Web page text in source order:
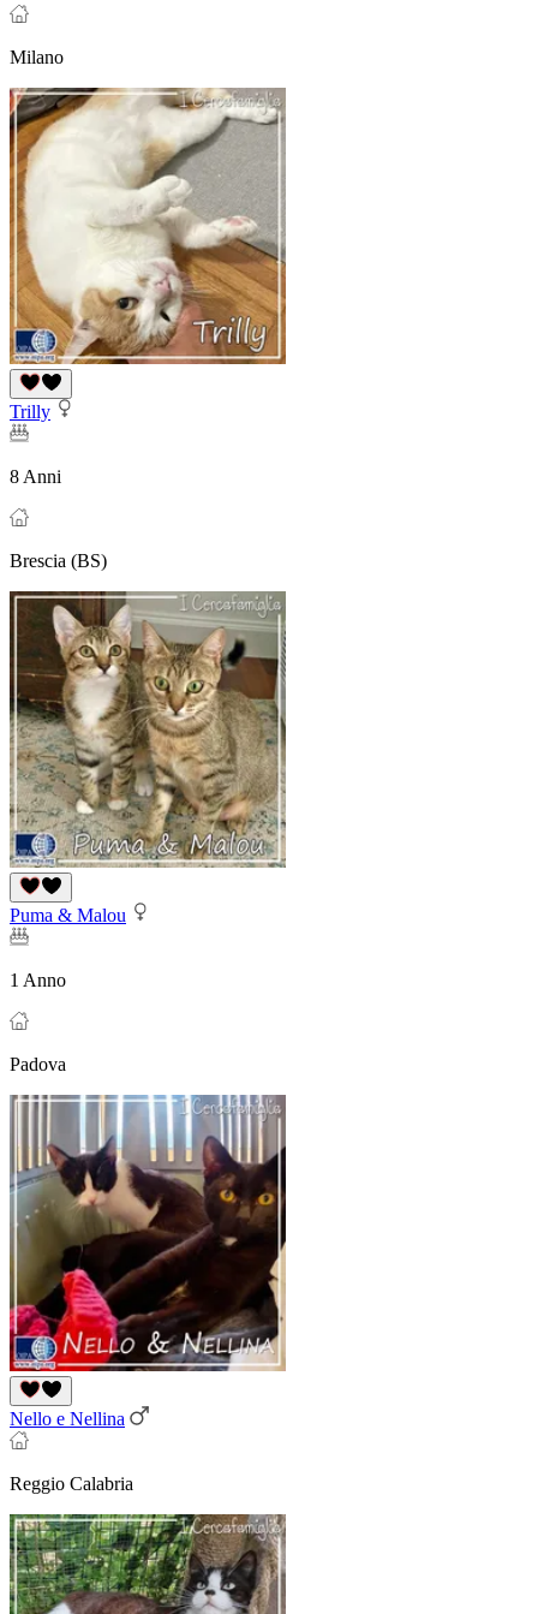
Milano
Trilly
8 Anni
Brescia (BS)
Puma & Malou
1 Anno
Padova
Nello e Nellina
Reggio Calabria